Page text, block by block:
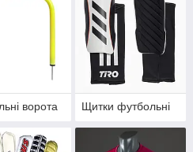
ворота Щитки футбольні